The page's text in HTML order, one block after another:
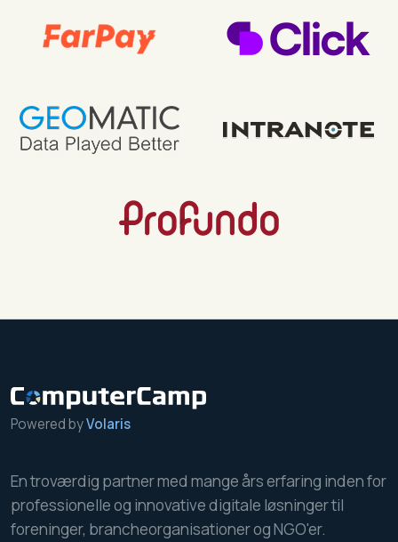
Powered byVolaris
En troværdig partner med mange års erfaring inden for
professionelle og innovative digitale løsninger til
foreninger, brancheorganisationer og NGO'er.